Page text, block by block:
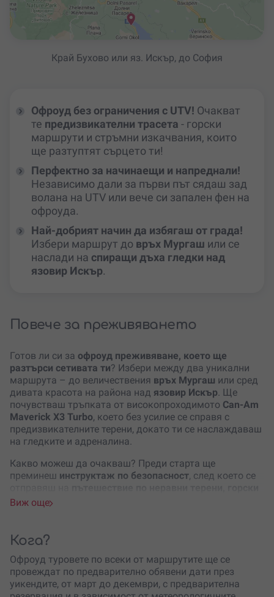
Край Бухово или яз. Искър, до София
Офроуд без ограничения с UTV! Очакват
те предизвикателни трасета - горски
маршрути и стръмни изкачвания, които
ще разтуптят сърцето ти!
Перфектно за начинаещи и напреднали!
Независимо дали за първи път сядаш зад
волана на UTV или вече си запален фен на
офроуда.
Най-добрият начин да избягаш от града!
Избери маршрут до връх Мургаш или се
наслади на спиращи дъха гледки над
язовир Искър.
Повече за преживяването
Готов ли си за офроуд преживяване, което ще
разтърси сетивата ти? Избери между два уникални
маршрута – до величествения връх Мургаш или сред
дивата красота на района над язовир Искър. Ще
почувстваш тръпката от високопроходимото Can-Am
Maverick X3 Turbo, което без усилие се справя с
предизвикателните терени, докато ти се наслаждаваш
на гледките и адреналина.
Какво можеш да очакваш? Преди старта ще
преминеш инструктаж по безопасност, след което се
пътеки и спиращи дъха панорами
когато спреш на някоя висока точка, за да се
насладиш на
Стара планина или спокойствието на язовир Искър
ще разбереш защо природата е най-добрият фон за
приключения.
Виж още
Кога?
Офроуд туровете по всеки от маршрутите ще се
провеждат по предварително обявени дати през
уикендите, от март до декември, с предварителна